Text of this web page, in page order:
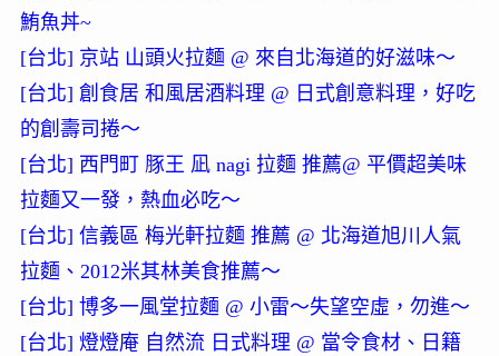
鮪魚丼~
[台北] 京站 山頭火拉麵 @ 來自北海道的好滋味～
[台北] 創食居 和風居酒料理 @ 日式創意料理，好吃
的創壽司捲～
[台北] 西門町 豚王 凪 nagi 拉麵 推薦@ 平價超美味
拉麵又一發，熱血必吃～
[台北] 信義區 梅光軒拉麵 推薦 @ 北海道旭川人氣
拉麵、2012米其林美食推薦～
[台北] 博多一風堂拉麵 @ 小雷～失望空虛，勿進～
[台北] 燈燈庵 自然流 日式料理 @ 當令食材、日籍